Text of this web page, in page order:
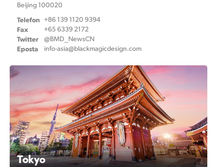
Beijing 100020
Telefon
Fax
Twitter
Eposta
+86 139 1120 9394
+65 6339 2172
@BMD_NewsCN
info-asia@blackmagicdesign.com
Tokyo